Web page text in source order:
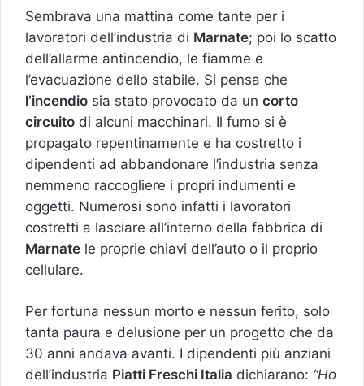
Sembrava una mattina come tante per i
lavoratori dell’industria di Marnate; poi lo scatto
dell’allarme antincendio, le fiamme e
l’evacuazione dello stabile. Si pensa che
l’incendio sia stato provocato da un corto
circuito di alcuni macchinari. Il fumo si è
propagato repentinamente e ha costretto i
dipendenti ad abbandonare l’industria senza
nemmeno raccogliere i propri indumenti e
oggetti. Numerosi sono infatti i lavoratori
costretti a lasciare all’interno della fabbrica di
Marnate le proprie chiavi dell’auto o il proprio
cellulare.
Per fortuna nessun morto e nessun ferito, solo
tanta paura e delusione per un progetto che da
30 anni andava avanti. I dipendenti più anziani
dell’industria Piatti Freschi Italia dichiarano: “Ho